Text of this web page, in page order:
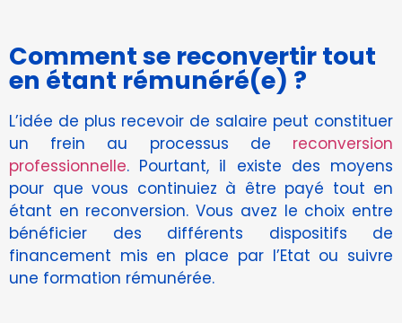
Comment se reconvertir tout
en étant rémunéré(e) ?
L’idée de plus recevoir de salaire peut constituer
un frein au processus de reconversion
professionnelle. Pourtant, il existe des moyens
pour que vous continuiez à être payé tout en
étant en reconversion. Vous avez le choix entre
bénéficier des différents dispositifs de
financement mis en place par l’Etat ou suivre
une formation rémunérée.
le site Web
est utilisé.
Experience
site Web
fonctionne
aussi bien que
possible lors
visite. Si vous
refusez ces